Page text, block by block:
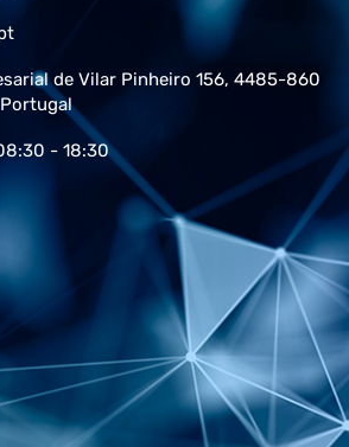
de Vilar Pinheiro 156, 4485-860
- 18:30